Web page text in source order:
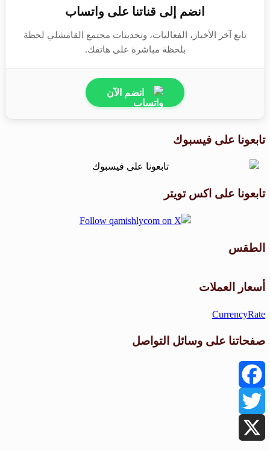
انضم إلى قناتنا على واتساب
تابع آخر الأخبار، الفعاليات، وتحديثات مجتمع القامشلي لحظة
بلحظة مباشرة على هاتفك.
انضم الآن
تابعونا على فيسبوك
تابعونا على اكس تويتر
الطقس
أسعار العملات
CurrencyRate
صفحاتنا على وسائل التواصل
Facebook
Twitter